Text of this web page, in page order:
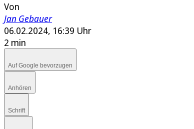
Von
Jan Gebauer
06.02.2024, 16:39 Uhr
2 min
Auf Google bevorzugen
Anhören
Schrift